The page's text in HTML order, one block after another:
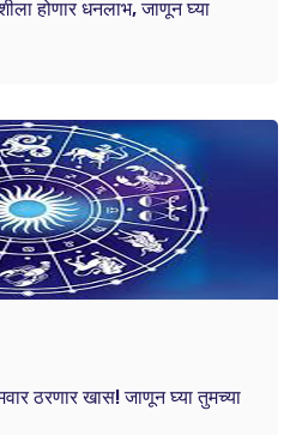
होणार धनलाभ, जाणून घ्या
ठरणार खास! जाणून घ्या तुमच्या